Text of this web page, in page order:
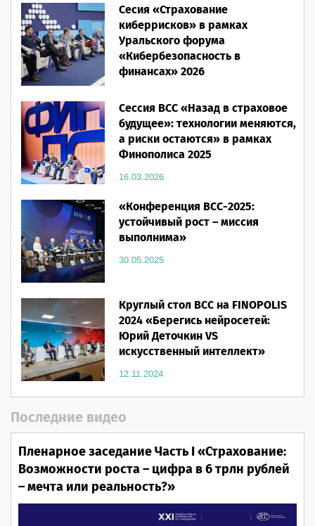
28.05.2026
Сесия «Страхование
киберрисков» в рамках
Уральского форума
«Кибербезопасность в
финансах» 2026
Сессия ВСС «Назад в страховое
будущее»: технологии меняются,
а риски остаются» в рамках
Финополиса 2025
16.03.2026
«Конференция ВСС-2025:
устойчивый рост – миссия
выполнима»
30.05.2025
Круглый стол ВСС на FINOPOLIS
2024 «Берегись нейросетей:
Юрий Деточкин VS
искусственный интеллект»
12.11.2024
Последние видео
Пленарное заседание Часть I «Страхование:
Возможности роста – цифра в 6 трлн рублей
– мечта или реальность?»